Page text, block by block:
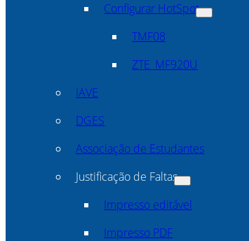
Configurar HotSpot
TMF08
ZTE_MF920U
IAVE
DGES
Associação de Estudantes
Justificação de Faltas
Impresso editável
Impresso PDF